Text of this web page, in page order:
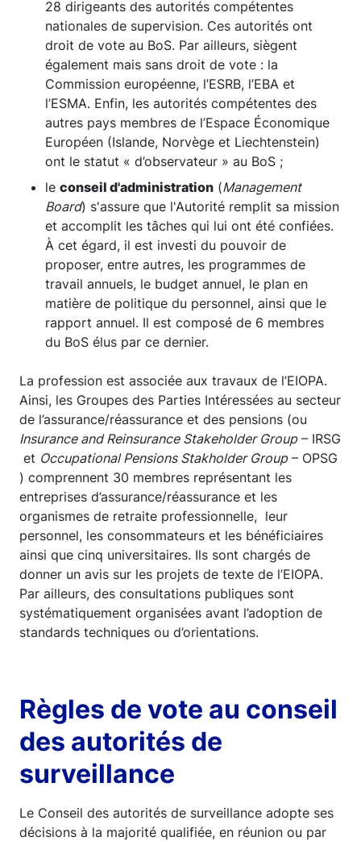
28 dirigeants des autorités compétentes
nationales de supervision. Ces autorités ont
droit de vote au BoS. Par ailleurs, siègent
également mais sans droit de vote : la
Commission européenne, l’ESRB, l’EBA et
l’ESMA. Enfin, les autorités compétentes des
autres pays membres de l’Espace Économique
Européen (Islande, Norvège et Liechtenstein)
ont le statut « d’observateur » au BoS ;
le conseil d'administration (Management
Board) s'assure que l'Autorité remplit sa mission
et accomplit les tâches qui lui ont été confiées.
À cet égard, il est investi du pouvoir de
proposer, entre autres, les programmes de
travail annuels, le budget annuel, le plan en
matière de politique du personnel, ainsi que le
rapport annuel. Il est composé de 6 membres
du BoS élus par ce dernier.
La profession est associée aux travaux de l’EIOPA.
Ainsi, les Groupes des Parties Intéressées au secteur
de l’assurance/réassurance et des pensions (ou
Insurance and Reinsurance Stakeholder Group– IRSG
et Occupational Pensions Stakholder Group– OPSG
) comprennent 30 membres représentant les
entreprises d’assurance/réassurance et les
organismes de retraite professionnelle, leur
personnel, les consommateurs et les bénéficiaires
ainsi que cinq universitaires. Ils sont chargés de
donner un avis sur les projets de texte de l’EIOPA.
Par ailleurs, des consultations publiques sont
systématiquement organisées avant l’adoption de
standards techniques ou d’orientations.
Règles de vote au conseil
des autorités de
surveillance
Le Conseil des autorités de surveillance adopte ses
décisions à la majorité qualifiée, en réunion ou par